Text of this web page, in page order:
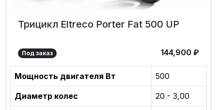
Трицикл Eltreco Porter Fat 500 UP
Под заказ 144,900 ₽
Мощность двигателя Вт 500
Диаметр колес 20 - 3,00